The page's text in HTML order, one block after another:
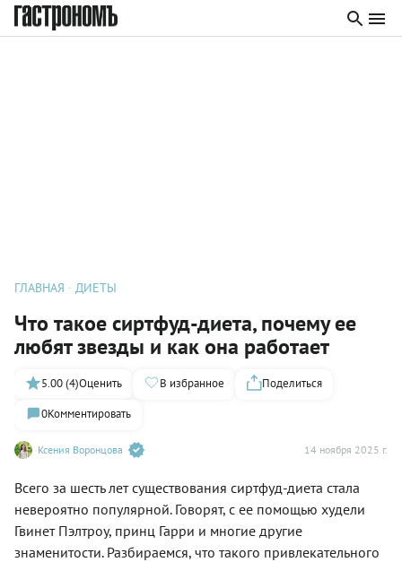
ГЛАВНАЯ ДИЕТЫ
Что такое сиртфуд-диета, почему ее
любят звезды и как она работает
Ксения Воронцова 14 ноября 2025 г.
5.00 (4)Оценить В избранное
Поделиться
0Комментировать
Всего за шесть лет существования сиртфуд-диета стала
невероятно популярной. Говорят, с ее помощью худели
Гвинет Пэлтроу, принц Гарри и многие другие
знаменитости. Разбираемся, что такого привлекательного